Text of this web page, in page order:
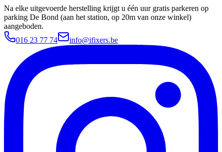
Na elke uitgevoerde herstelling krijgt u één uur gratis parkeren op
parking De Bond (aan het station, op 20m van onze winkel)
aangeboden.
016 23 77 74
info@ifixers.be